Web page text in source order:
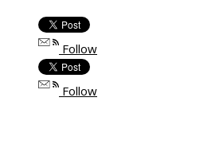
Follow
Follow